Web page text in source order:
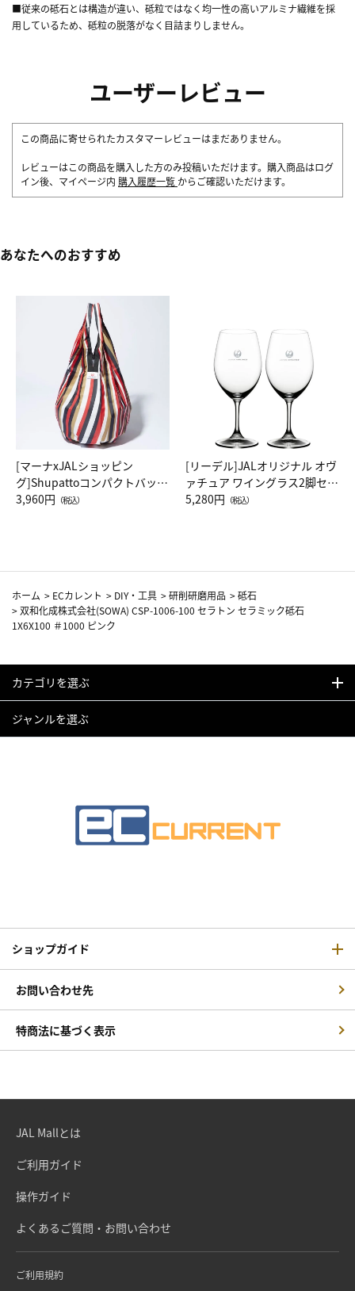
■従来の砥石とは構造が違い、砥粒ではなく均一性の高いアルミナ繊維を採
用しているため、砥粒の脱落がなく目詰まりしません。
ユーザーレビュー
この商品に寄せられたカスタマーレビューはまだありません。
レビューはこの商品を購入した方のみ投稿いただけます。購入商品はログ
イン後、マイページ内 購入履歴一覧 からご確認いただけます。
あなたへのおすすめ
[マーナxJALショッピン
グ]Shupattoコンパクトバッグ
Drop JAL客室乗務員（LC）ス
3,960円 （税込）
[リーデル]JALオリジナル オヴ
ァチュア ワイングラス2脚セッ
ト（レッドワイン）
5,280円 （税込）
ホーム > ECカレント > DIY・工具 >研削研磨用品 >砥石
>双和化成株式会社(SOWA) CSP-1006-100 セラトン セラミック砥石
1X6X100 ＃1000 ピンク
カテゴリを選ぶ
ジャンルを選ぶ
ショップガイド
お問い合わせ先
特商法に基づく表示
JAL Mallとは
ご利用ガイド
操作ガイド
よくあるご質問・お問い合わせ
ご利用規約